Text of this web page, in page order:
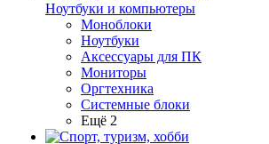
Ноутбуки и компьютеры
Моноблоки
Ноутбуки
Аксессуары для ПК
Мониторы
Оргтехника
Системные блоки
Ещё 2